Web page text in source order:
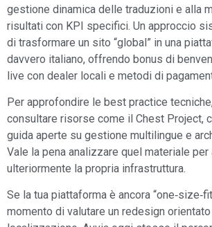
gestione dinamica delle traduzioni e alla
risultati con KPI specifici. Un approccio
di trasformare un sito “global” in una
davvero italiano, offrendo bonus di
live con dealer locali e metodi di
Per approfondire le best practice
consultare risorse come il Chest Project,
guida aperte su gestione multilingue e
Vale la pena analizzare quel materiale per
ulteriormente la propria infrastruttura.
Se la tua piattaforma è ancora
momento di valutare un redesign